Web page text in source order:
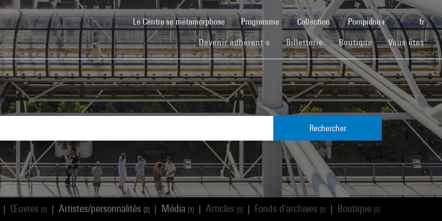
Le Centre se métamorphose(current)Programme Collection Pompidou+ fr
Devenir adhérent·e (current)
Billetterie(current)Boutique(current)Vous êtes
Rechercher
Œuvres [0] Artistes/personnalités [2] Média [1] Articles [0] Fonds d'archives [0] Boutique [0]